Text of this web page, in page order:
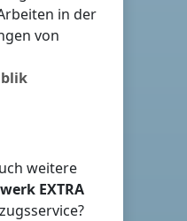
in der
von
weitere
EXTRA